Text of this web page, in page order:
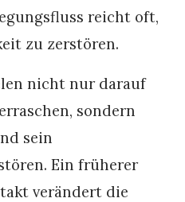
reicht oft,
zu zerstören.
nicht nur darauf
sondern
sein
Ein früherer
verändert die